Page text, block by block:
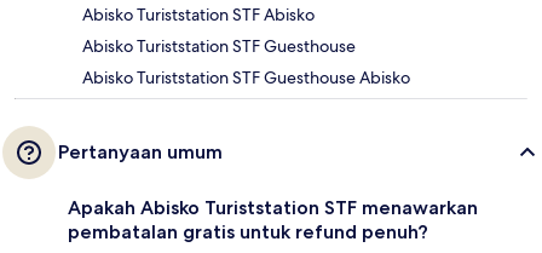
Abisko Turiststation STF Abisko
Abisko Turiststation STF Guesthouse
Abisko Turiststation STF Guesthouse Abisko
Pertanyaan umum
Apakah Abisko Turiststation STF menawarkan
pembatalan gratis untuk refund penuh?